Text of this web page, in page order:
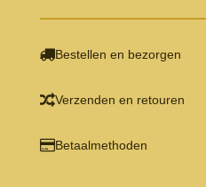
Bestellen en bezorgen
Verzenden en retouren
Betaalmethoden